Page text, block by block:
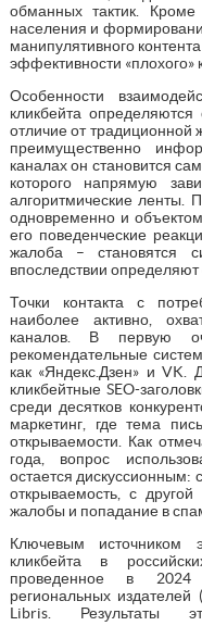
обманных тактик.
населения и
манипулятивного
эффективности «плохого»
Особенности
кликбейта
отличие от традиционной
преимущественно
каналах он становится
которого напрямую
алгоритмические ленты.
одновременно и
его поведенческие
жалоба – становятся
впоследствии определяют
Точки контакта с
наиболее активно,
каналов. В первую
рекомендательные
как «Яндекс.Дзен» и VK.
кликбейтные SEO-
среди десятков
маркетинг, где тема
открываемости. Как
года, вопрос
остается
открываемость, с
жалобы и попадание в
Ключевым источником
кликбейта в
проведенное в 2024
региональных
Libris. Результаты